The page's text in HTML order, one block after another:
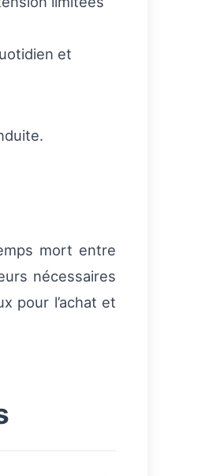
et
mort entre
nécessaires
pour l’achat et